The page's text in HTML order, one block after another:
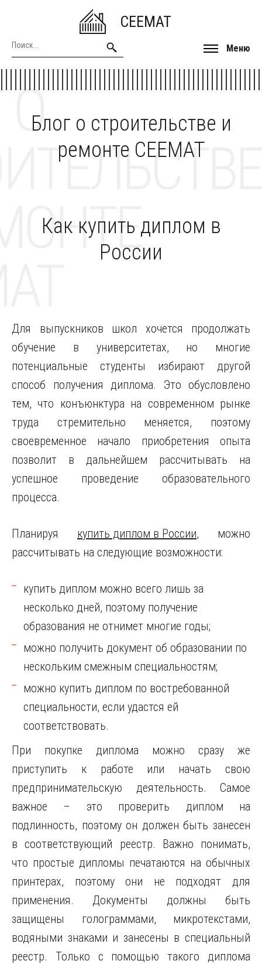
CEEMAT
Меню
Блог о строительстве и
ремонте CEEMAT
О
Как купить диплом в
России
Для выпускников школ хочется продолжать
обучение в университетах, но многие
потенциальные студенты избирают другой
способ получения диплома. Это обусловлено
тем, что конъюнктура на современном рынке
труда стремительно меняется, поэтому
своевременное начало приобретения опыта
позволит в дальнейшем рассчитывать на
успешное проведение образовательного
процесса.
Планируя купить диплом в России, можно
рассчитывать на следующие возможности:
купить диплом можно всего лишь за
несколько дней, поэтому получение
образования не отнимет многие годы;
можно получить документ об образовании по
нескольким смежным специальностям;
можно купить диплом по востребованной
специальности, если удастся ей
соответствовать.
При покупке диплома можно сразу же
приступить к работе или начать свою
предпринимательскую деятельность. Самое
важное – это проверить диплом на
подлинность, поэтому он должен быть занесен
в соответствующий реестр. Важно понимать,
что простые дипломы печатаются на обычных
принтерах, поэтому они не подходят для
применения. Документы должны быть
защищены голограммами, микротекстами,
водяными знаками и занесены в специальный
реестр. Только с помощью такого диплома